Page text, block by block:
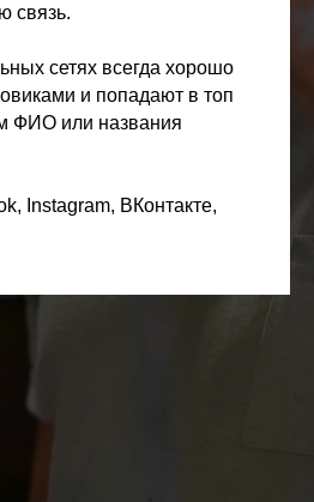
связь.
сетях всегда хорошо
и попадают в топ
ФИО или названия
Instagram, ВКонтакте,